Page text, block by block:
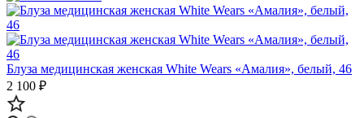
Блуза медицинская женская White Wears «Амалия», белый, 46
2 100 ₽